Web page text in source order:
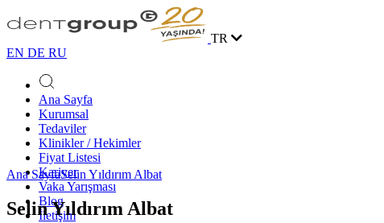
TR
EN DE RU
Ana Sayfa
Kurumsal
Tedaviler
Klinikler / Hekimler
Fiyat Listesi
Kariyer
Vaka Yarışması
Blog
İletişim
Ana SayfaSelin Yıldırım Albat
Selin Yıldırım Albat